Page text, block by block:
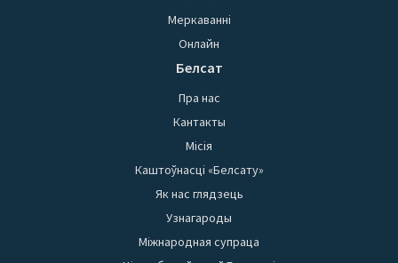
Меркаванні
Онлайн
Белсат
Пра нас
Кантакты
Місія
Каштоўнасці «Белсату»
Як нас глядзець
Узнагароды
Міжнародная супраца